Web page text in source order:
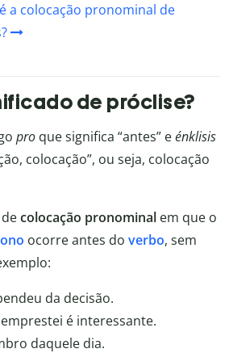
a colocação pronominal de
de próclise?
pro que significa “antes” eénklisis
colocação”, ou seja, colocação
colocação pronominal em que o
ocorre antes do verbo, sem
da decisão.
emprestei é interessante.
daquele dia.